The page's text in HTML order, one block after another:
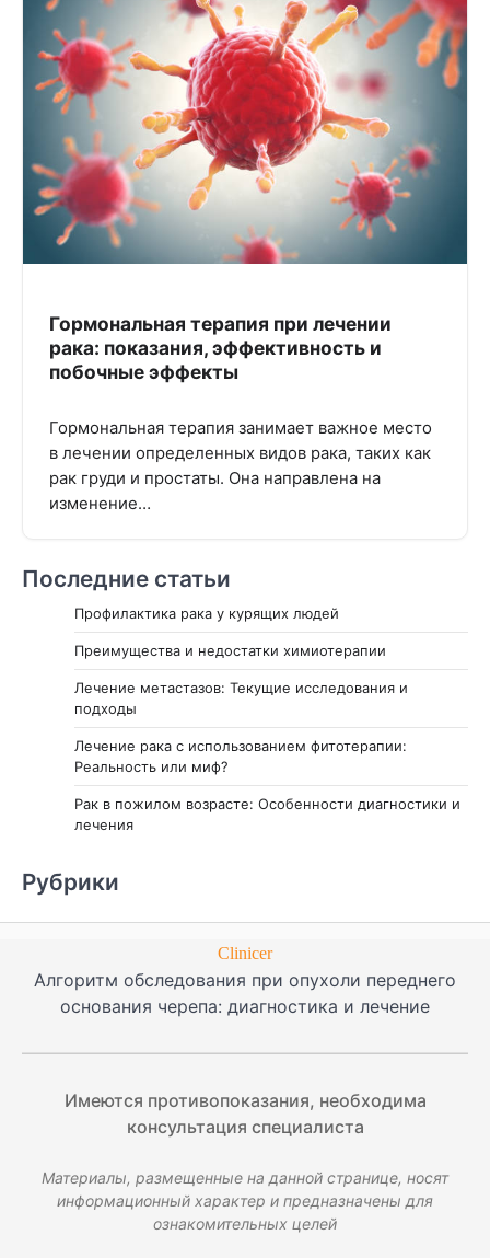
Гормональная терапия при лечении
рака: показания, эффективность и
побочные эффекты
Гормональная терапия занимает важное место
в лечении определенных видов рака, таких как
рак груди и простаты. Она направлена на
изменение…
Последние статьи
Профилактика рака у курящих людей
Преимущества и недостатки химиотерапии
Лечение метастазов: Текущие исследования и
подходы
Лечение рака с использованием фитотерапии:
Реальность или миф?
Рак в пожилом возрасте: Особенности диагностики и
лечения
Рубрики
Clinicer
Алгоритм обследования при опухоли переднего
основания черепа: диагностика и лечение
Имеются противопоказания, необходима
консультация специалиста
Материалы, размещенные на данной странице, носят
информационный характер и предназначены для
ознакомительных целей